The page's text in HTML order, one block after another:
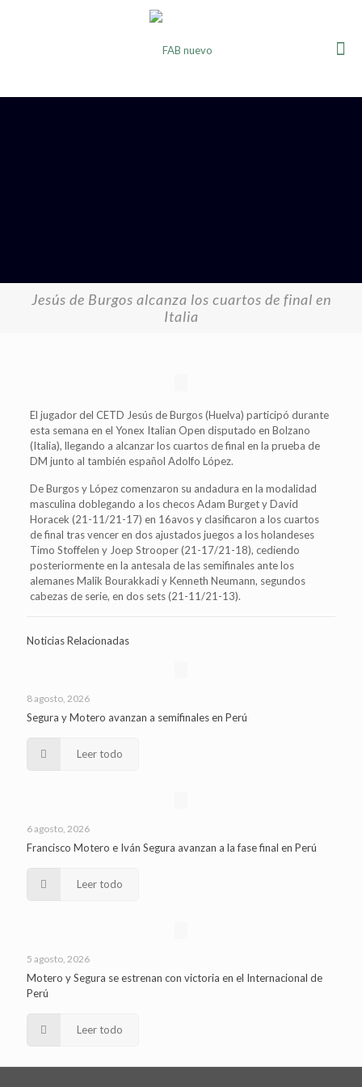
Jesús de Burgos alcanza los cuartos de final en
Italia
El jugador del CETD Jesús de Burgos (Huelva) participó durante
esta semana en el Yonex Italian Open disputado en Bolzano
(Italia), llegando a alcanzar los cuartos de final en la prueba de
DM junto al también español Adolfo López.
De Burgos y López comenzaron su andadura en la modalidad
masculina doblegando a los checos Adam Burget y David
Horacek (21-11/21-17) en 16avos y clasificaron a los cuartos
de final tras vencer en dos ajustados juegos a los holandeses
Timo Stoffelen y Joep Strooper (21-17/21-18), cediendo
posteriormente en la antesala de las semifinales ante los
alemanes Malik Bourakkadi y Kenneth Neumann, segundos
cabezas de serie, en dos sets (21-11/21-13).
Noticias Relacionadas
8 agosto, 2026
Segura y Motero avanzan a semifinales en Perú
Leer todo
6 agosto, 2026
Francisco Motero e Iván Segura avanzan a la fase final en Perú
Leer todo
5 agosto, 2026
Motero y Segura se estrenan con victoria en el Internacional de
Perú
Leer todo